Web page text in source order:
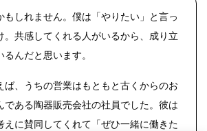
もしれません。僕は「やりたい」と言っ
。共感してくれる人がいるから、成り立
るんだと思います。
ば、うちの営業はもともと古くからのお
である陶器販売会社の社員でした。彼は
えに賛同してくれて「ぜひ一緒に働きた